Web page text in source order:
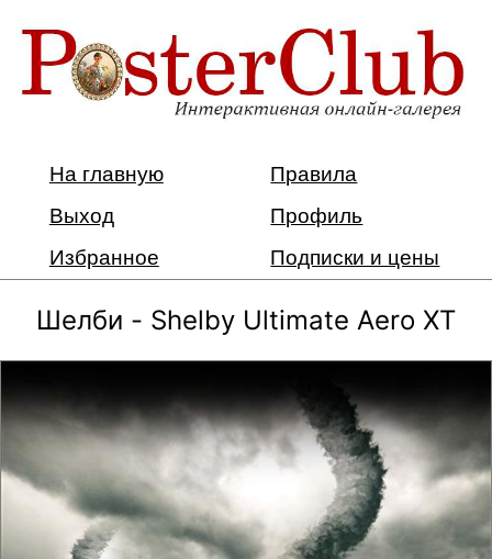
На главную
Правила
Выход
Профиль
Избранное
Подписки и цены
Шелби - Shelby Ultimate Aero XT